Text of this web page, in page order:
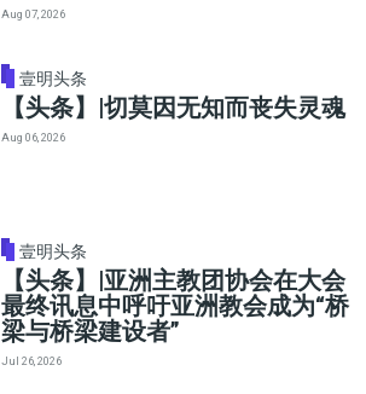
Aug 07, 2026
壹明头条
【头条】|切莫因无知而丧失灵魂
Aug 06, 2026
壹明头条
【头条】|亚洲主教团协会在大会
最终讯息中呼吁亚洲教会成为“桥
梁与桥梁建设者”
Jul 26, 2026